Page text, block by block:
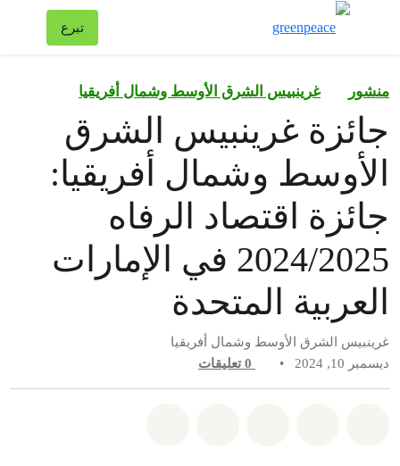
تبرع
منشور غرينبيس الشرق الأوسط وشمال أفريقيا
جائزة غرينبيس الشرق
الأوسط وشمال أفريقيا:
جائزة اقتصاد الرفاه
2024/2025 في الإمارات
العربية المتحدة
غرينبيس الشرق الأوسط وشمال أفريقيا
ديسمبر 10, 2024
•
0 تعليقات